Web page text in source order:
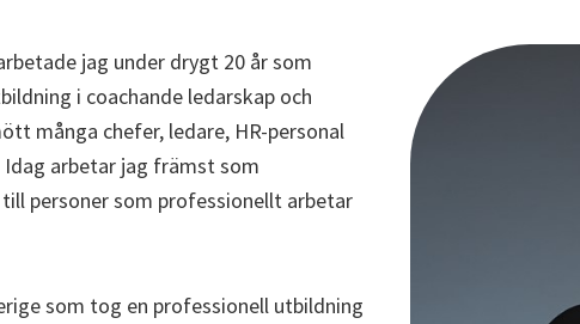
jag under drygt 20 år som
i coachande ledarskap och
många chefer, ledare, HR-personal
arbetar jag främst som
personer som professionellt arbetar
som tog en professionell utbildning